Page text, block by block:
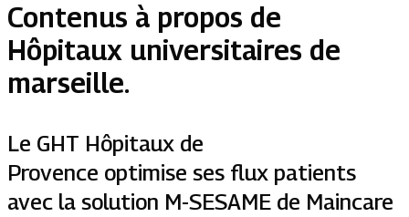
Contenus à propos de
Hôpitaux universitaires de
marseille.
Le GHT Hôpitaux de
Provence optimise ses flux patients
avec la solution M-SESAME de Maincare